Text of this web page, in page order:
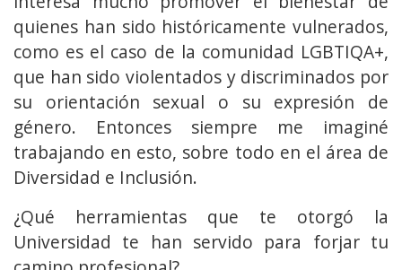
quienes han sido históricamente vulnerados,
como es el caso de la comunidad LGBTIQA+,
que han sido violentados y discriminados por
su orientación sexual o su expresión de
género. Entonces siempre me imaginé
trabajando en esto, sobre todo en el área de
Diversidad e Inclusión.
¿Qué herramientas que te otorgó la
Universidad te han servido para forjar tu